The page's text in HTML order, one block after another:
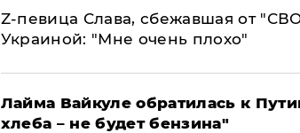
Z-певица Слава, сбежавшая от
Украиной: "Мне очень плохо"
Лайма Вайкуле обратилась к
хлеба – не будет бензина"